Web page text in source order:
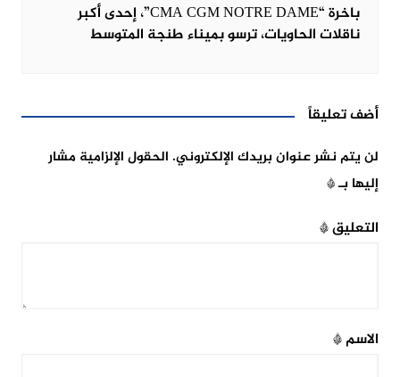
باخرة “CMA CGM NOTRE DAME”، إحدى أكبر
ناقلات الحاويات، ترسو بميناء طنجة المتوسط
أضف تعليقاً
لن يتم نشر عنوان بريدك الإلكتروني. الحقول الإلزامية مشار
إليها بـ*
التعليق*
الاسم*